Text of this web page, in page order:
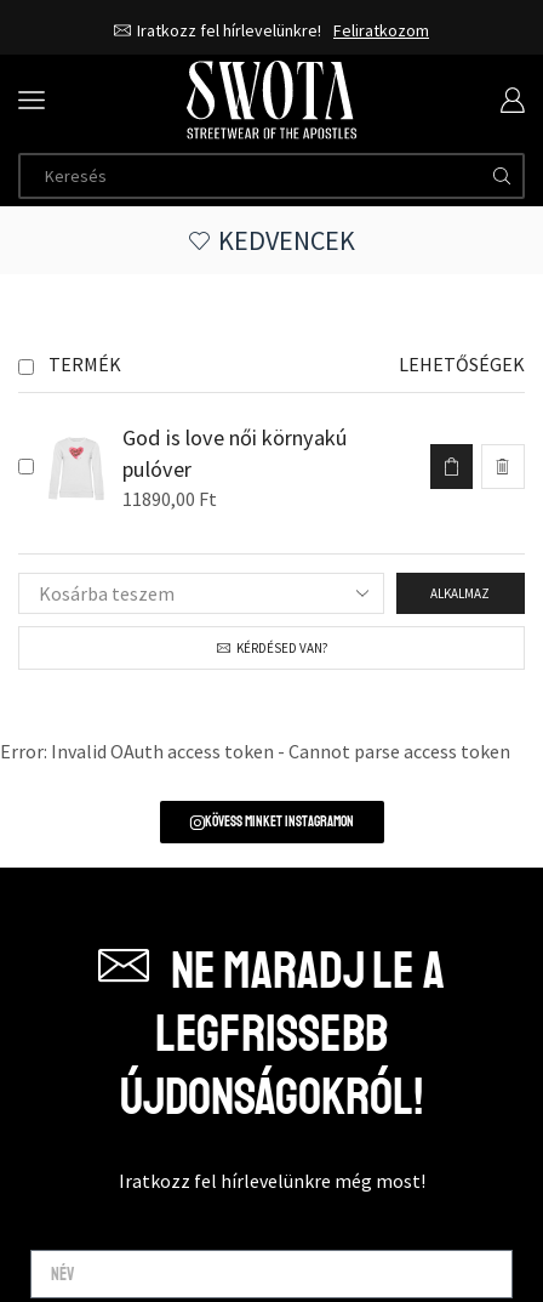
Iratkozz fel hírlevelünkre! Feliratkozom
KEDVENCEK
TERMÉK LEHETŐSÉGEK
God is love női környakú
pulóver
11890,00 Ft
ALKALMAZ
KÉRDÉSED VAN?
Error: Invalid OAuth access token - Cannot parse access token
Kövess minket instagramon
Ne maradj le a
legfrissebb
újdonságokról!
Iratkozz fel hírlevelünkre még most!